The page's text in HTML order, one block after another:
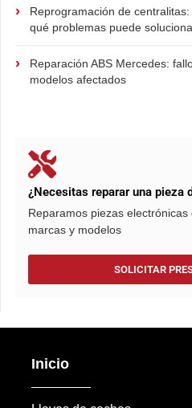
Reprogramación de
qué problemas puede
Reparación ABS Mercedes:
modelos afectados
¿Necesitas reparar una pieza
Reparamos piezas
marcas y modelos
SOLICITAR
Inicio